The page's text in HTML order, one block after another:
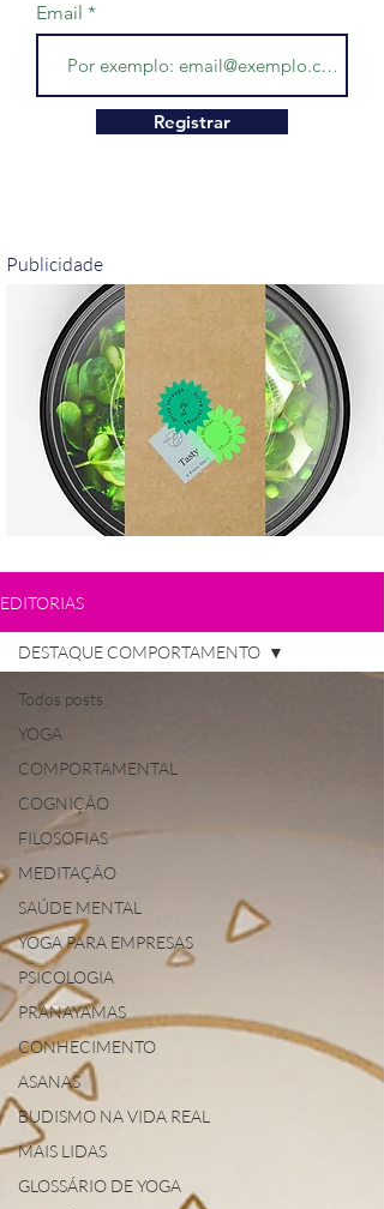
Email
Registrar
Publicidade
EDITORIAS
Todos posts
YOGA
COMPORTAMENTAL
COGNIÇÃO
FILOSOFIAS
MEDITAÇÃO
SAÚDE MENTAL
YOGA PARA EMPRESAS
PSICOLOGIA
PRANAYAMAS
CONHECIMENTO
ASANAS
BUDISMO NA VIDA REAL
MAIS LIDAS
GLOSSÁRIO DE YOGA
DESTAQUE COMPORTAMENTO